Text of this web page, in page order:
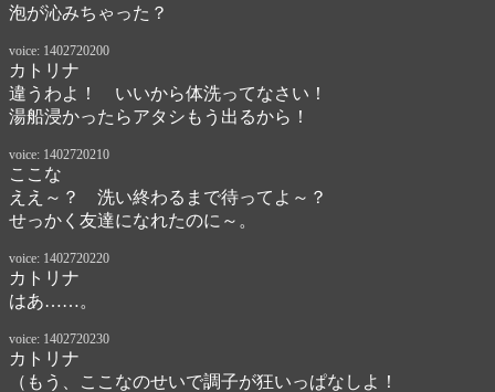
泡が沁みちゃった？
voice: 1402720200
カトリナ
違うわよ！　いいから体洗ってなさい！
湯船浸かったらアタシもう出るから！
voice: 1402720210
ここな
ええ～？　洗い終わるまで待ってよ～？
せっかく友達になれたのに～。
voice: 1402720220
カトリナ
はあ……。
voice: 1402720230
カトリナ
（もう、ここなのせいで調子が狂いっぱなしよ！